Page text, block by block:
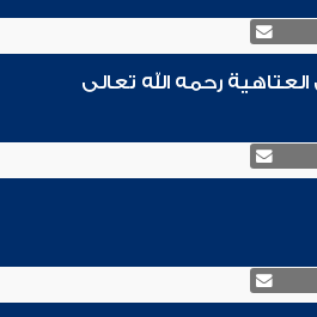
العتاهية رحمه الله تعالى